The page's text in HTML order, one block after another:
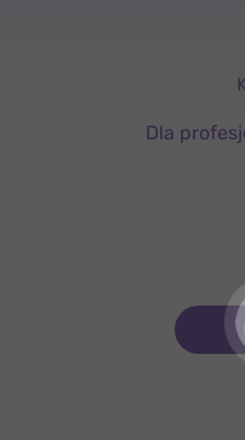
Dla